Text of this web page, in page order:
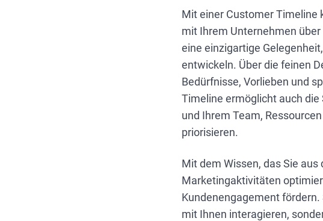
Mit einer Customer Timeline
mit Ihrem Unternehmen
eine einzigartige
entwickeln. Über die feinen
Bedürfnisse, Vorlieben und
Timeline ermöglicht auch
und Ihrem Team,
priorisieren.
Mit dem Wissen, das Sie
Marketingaktivitäten
Kundenengagement
mit Ihnen interagieren,